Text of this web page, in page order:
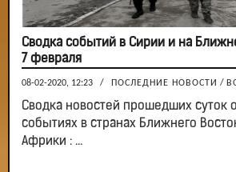
Сводка событий в Сирии и на
7 февраля
08-02-2020, 12:23 / ПОСЛЕДНИЕ НОВОСТИ /
Сводка новостей прошедших суток
событиях в странах Ближнего
Африки : ...